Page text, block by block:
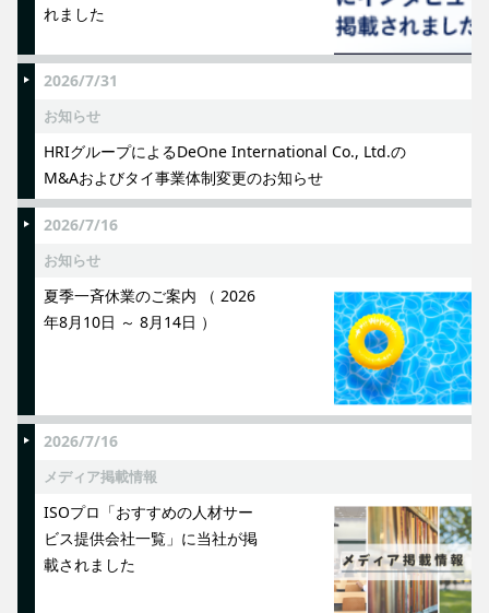
れました
2026/7/31
お知らせ
HRIグループによるDeOne International Co., Ltd.の
M&Aおよびタイ事業体制変更のお知らせ
2026/7/16
お知らせ
夏季一斉休業のご案内 （ 2026
年8月10日 ～ 8月14日 ）
2026/7/16
メディア掲載情報
ISOプロ「おすすめの人材サー
ビス提供会社一覧」に当社が掲
載されました